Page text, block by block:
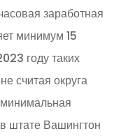
заработная
минимум 15
году таких
считая округа
штате Вашингтон